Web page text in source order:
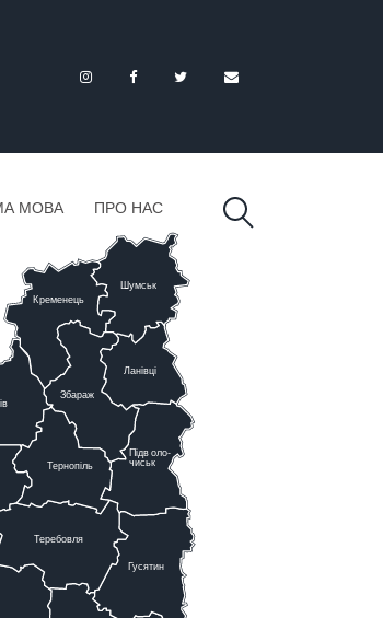
МОВА ПРО НАС
Тернопіль
Теребовля
Гусятин
Підволо-
чиськ
Ланівці
Збараж
Шумськ
Кременець